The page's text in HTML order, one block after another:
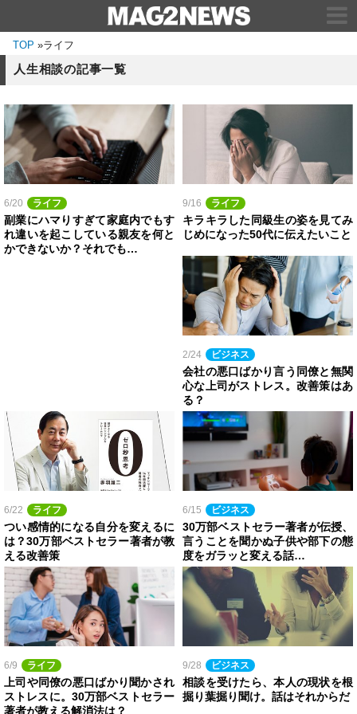
TOP »ライフ
人生相談の記事一覧
6/20 ライフ
副業にハマりすぎて家庭内でもす
れ違いを起こしている親友を何と
かできないか？それでも…
9/16 ライフ
キラキラした同級生の姿を見てみ
じめになった50代に伝えたいこと
2/24 ビジネス
会社の悪口ばかり言う同僚と無関
心な上司がストレス。改善策はあ
る？
6/22 ライフ
つい感情的になる自分を変えるに
は？30万部ベストセラー著者が教
える改善策
6/15 ビジネス
30万部ベストセラー著者が伝授、
言うことを聞かぬ子供や部下の態
度をガラッと変える話…
6/9 ライフ
上司や同僚の悪口ばかり聞かされ
ストレスに。30万部ベストセラー
著者が教える解消法は？
9/28 ビジネス
相談を受けたら、本人の現状を根
掘り葉掘り聞け。話はそれからだ